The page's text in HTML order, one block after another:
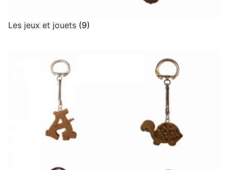
Les jeux et jouets (9)